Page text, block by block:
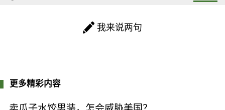
我来说两句
更多精彩内容